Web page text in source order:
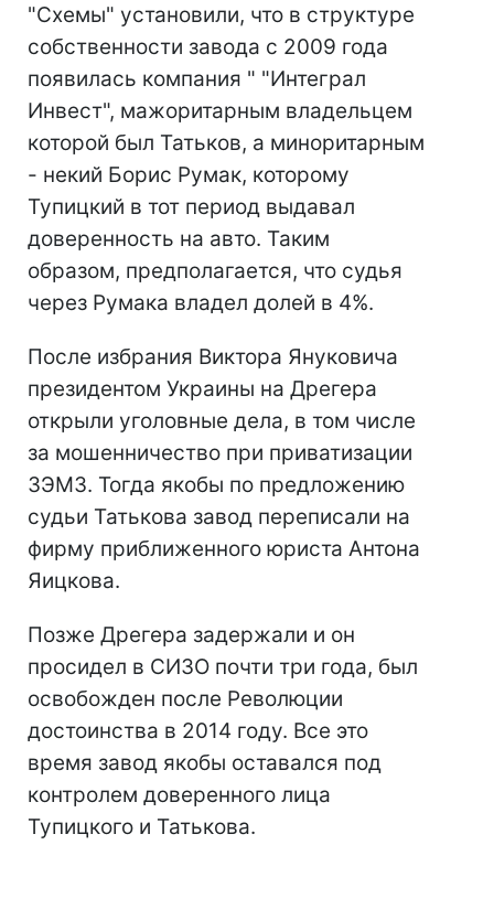
"Схемы" установили, что в структуре
собственности завода с 2009 года
появилась компания " "Интеграл
Инвест", мажоритарным владельцем
которой был Татьков, а миноритарным
- некий Борис Румак, которому
Тупицкий в тот период выдавал
доверенность на авто. Таким
образом, предполагается, что судья
через Румака владел долей в 4%.
После избрания Виктора Януковича
президентом Украины на Дрегера
открыли уголовные дела, в том числе
за мошенничество при приватизации
ЗЭМЗ. Тогда якобы по предложению
судьи Татькова завод переписали на
фирму приближенного юриста Антона
Яицкова.
Позже Дрегера задержали и он
просидел в СИЗО почти три года, был
освобожден после Революции
достоинства в 2014 году. Все это
время завод якобы оставался под
контролем доверенного лица
Тупицкого и Татькова.